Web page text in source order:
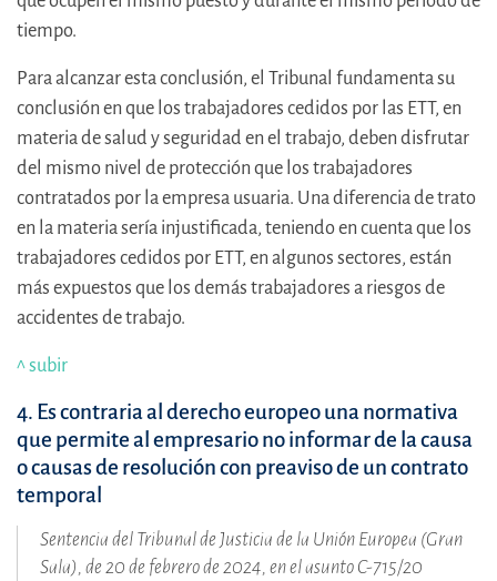
tiempo.
Para alcanzar esta conclusión, el Tribunal fundamenta su
conclusión en que los trabajadores cedidos por las ETT, en
materia de salud y seguridad en el trabajo, deben disfrutar
del mismo nivel de protección que los trabajadores
contratados por la empresa usuaria. Una diferencia de trato
en la materia sería injustificada, teniendo en cuenta que los
trabajadores cedidos por ETT, en algunos sectores, están
más expuestos que los demás trabajadores a riesgos de
accidentes de trabajo.
^ subir
4. Es contraria al derecho europeo una normativa
que permite al empresario no informar de la causa
o causas de resolución con preaviso de un contrato
temporal
Sentencia del Tribunal de Justicia de la Unión Europea (Gran
Sala), de 20 de febrero de 2024, en el asunto C-715/20